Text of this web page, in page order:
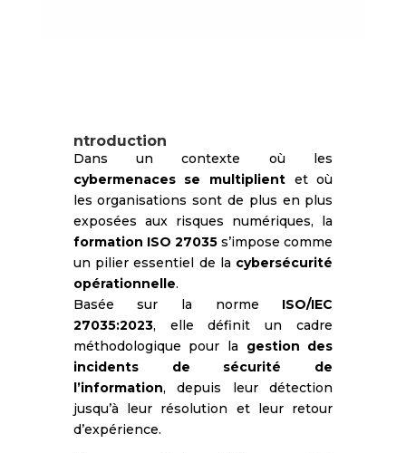
ntroduction
Dans un contexte où les
cybermenaces se multiplient et où
les organisations sont de plus en plus
exposées aux risques numériques, la
formation ISO 27035 s’impose comme
un pilier essentiel de la cybersécurité
opérationnelle.
Basée sur la norme ISO/IEC
27035:2023, elle définit un cadre
méthodologique pour la gestion des
incidents de sécurité de
l’information, depuis leur détection
jusqu’à leur résolution et leur retour
d’expérience.